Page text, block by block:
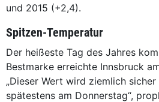
und 2015 (+2,4).
Spitzen-Temperatur
Der heißeste Tag des Jahres
Bestmarke erreichte Innsbruck
„Dieser Wert wird ziemlich
spätestens am Donnerstag“,